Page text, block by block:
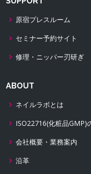
原宿プレスルーム
セミナー予約サイト
修理・ニッパー刃研ぎ
ABOUT
ネイルラボとは
ISO22716(化粧品GMP)
会社概要・業務案内
沿革